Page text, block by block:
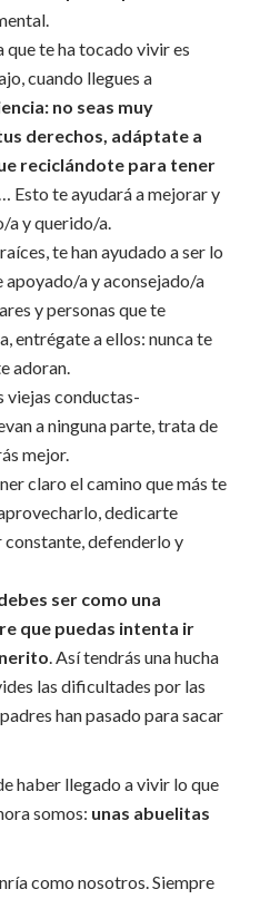
que te ha tocado vivir es
cuando llegues a
no seas muy
derechos, adáptate a
reciclándote para tener
Esto te ayudará a mejorar y
a y querido/a.
te han ayudado a ser lo
apoyado/a y aconsejado/a
y personas que te
entrégate a ellos: nunca te
adoran.
viejas conductas-
a ninguna parte, trata de
mejor.
claro el camino que más te
dedicarte
constante, defenderlo y
ser como una
que puedas intenta ir
. Así tendrás una hucha
las dificultades por las
han pasado para sacar
haber llegado a vivir lo que
somos: unas abuelitas
como nosotros. Siempre